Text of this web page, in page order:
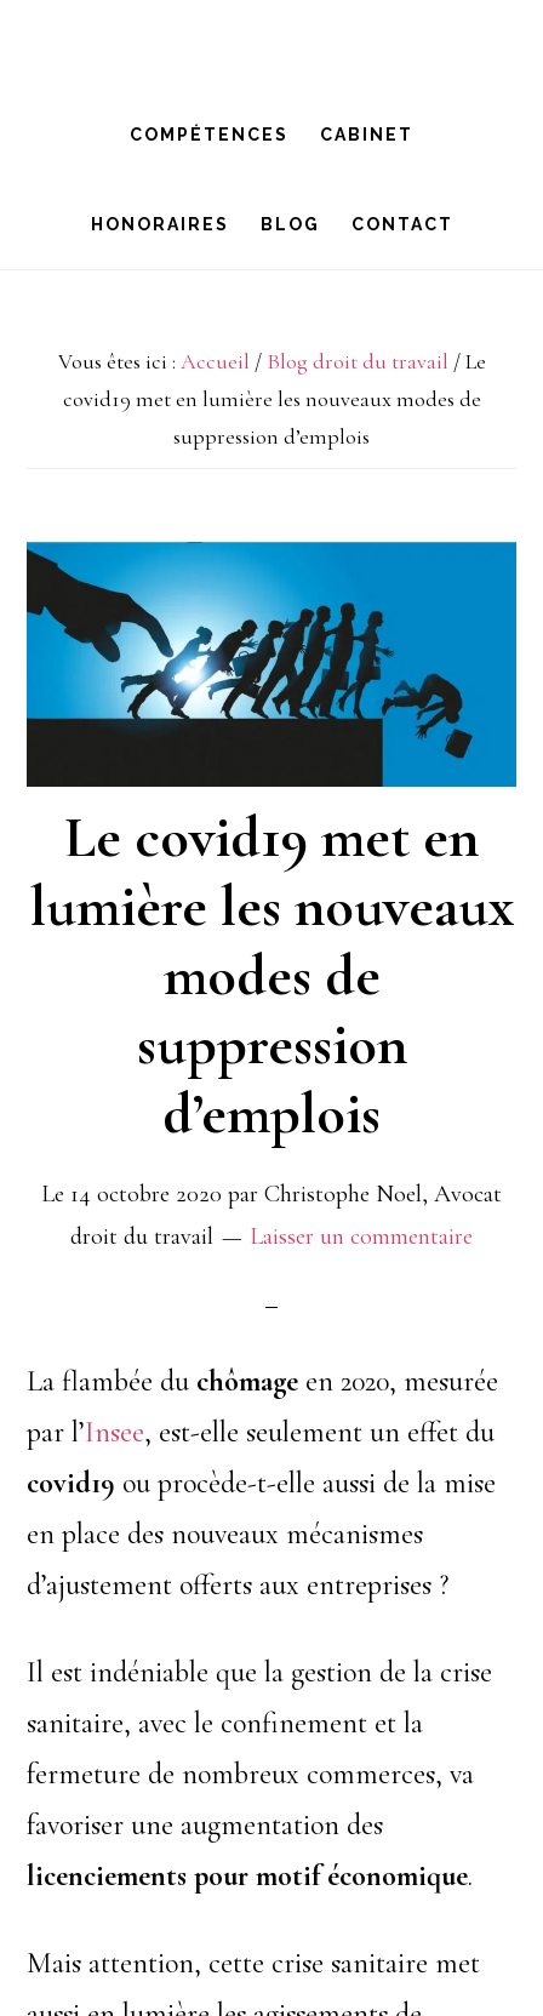
principale
COMPÉTENCES CABINET
HONORAIRES BLOG CONTACT
Vous êtes ici : Accueil / Blog droit du travail /Le
covid19 met en lumière les nouveaux modes de
suppression d’emplois
Le covid19 met en
lumière les nouveaux
modes de
suppression
d’emplois
Le 14 octobre 2020 par Christophe Noel, Avocat
droit du travail
Laisser un commentaire
La flambée du chômage en 2020, mesurée
par l’Insee, est-elle seulement un effet du
covid19 ou procède-t-elle aussi de la mise
en place des nouveaux mécanismes
d’ajustement offerts aux entreprises ?
Il est indéniable que la gestion de la crise
sanitaire, avec le confinement et la
fermeture de nombreux commerces, va
favoriser une augmentation des
licenciements pour motif économique.
Mais attention, cette crise sanitaire met